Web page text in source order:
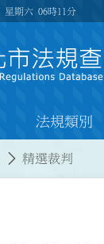
星期六06時11分
法規類別
精選裁判